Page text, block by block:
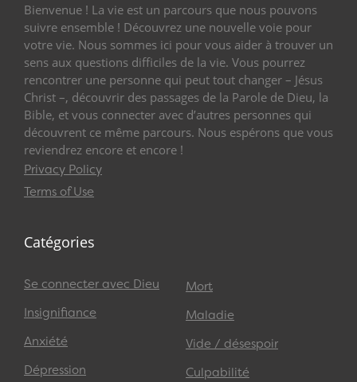
Bienvenue ! La vie est un parcours que nous pouvons
suivre ensemble ! Découvrez une nouvelle voie pour
votre vie. Nous sommes ici pour vous aider à trouver un
sens aux questions difficiles de la vie. Vous pourrez
rencontrer une personne qui peut tout changer – Jésus
Christ –, découvrir des passages de la Parole de Dieu, la
Bible, et vous connecter avec d’autres personnes qui
découvrent ce même parcours. Nous espérons que vous
reviendrez encore et encore !
Privacy Policy
Terms of Use
Catégories
Se connecter avec Dieu
Insignifiance
Anxiété
Dépression
Mort
Maladie
Vide / désespoir
Culpabilité